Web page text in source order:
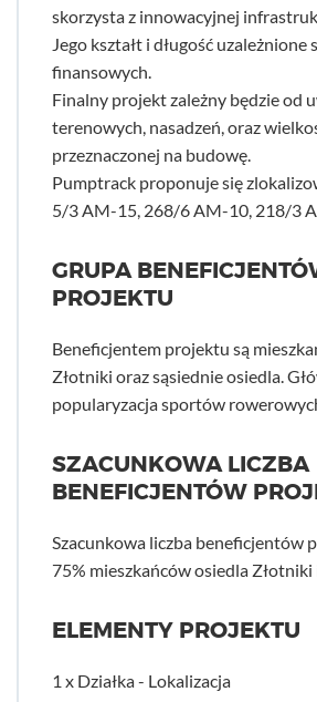
skorzysta z innowacyjnej
Jego kształt i długość uzależnione
finansowych.
Finalny projekt zależny będzie od
terenowych, nasadzeń, oraz
przeznaczonej na budowę.
Pumptrack proponuje się
5/3 AM-15, 268/6 AM-10, 218/3
GRUPA
PROJEKTU
Beneficjentem projektu są
Złotniki oraz sąsiednie osiedla.
popularyzacja sportów
SZACUNKOWA LICZBA
BENEFICJENTÓW
Szacunkowa liczba beneficjentów
75% mieszkańców osiedla Złotniki
ELEMENTY PROJEKTU
1 x Działka - Lokalizacja